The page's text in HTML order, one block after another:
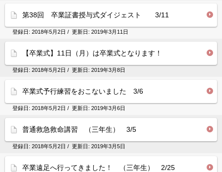
第38回 卒業証書授与式ダイジェスト 3/11
登録日: 2018年5月2日 / 更新日: 2019年3月11日
【卒業式】11日（月）は卒業式となります！
登録日: 2018年5月2日 / 更新日: 2019年3月8日
卒業式予行練習をおこないました 3/6
登録日: 2018年5月2日 / 更新日: 2019年3月6日
普通救急救命講習 （三年生） 3/5
登録日: 2018年5月2日 / 更新日: 2019年3月5日
卒業遠足へ行ってきました！ （三年生） 2/25